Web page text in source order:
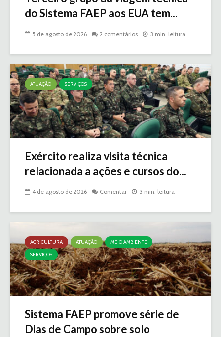
do Sistema FAEP aos EUA tem...
5 de agosto de 2026 2 comentários 3 min. leitura
ATUAÇÃO SERVIÇOS
Exército realiza visita técnica
relacionada a ações e cursos do...
4 de agosto de 2026 Comentar 3 min. leitura
AGRICULTURA ATUAÇÃO
MEIO AMBIENTE
SERVIÇOS
Sistema FAEP promove série de
Dias de Campo sobre solo